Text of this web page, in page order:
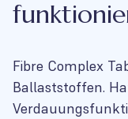
Fibre Complex
Ballaststoffen.